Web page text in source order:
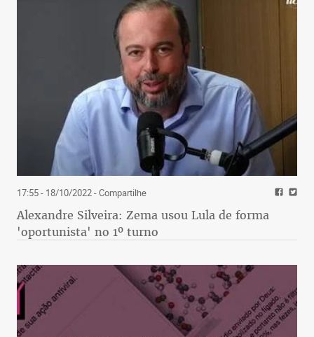
17:55 - 18/10/2022- Compartilhe
Alexandre Silveira: Zema usou Lula de forma
'oportunista' no 1º turno